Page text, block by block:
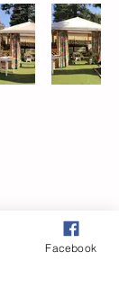
Facebook